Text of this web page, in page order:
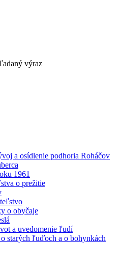
výraz
a osídlenie podhoria Roháčov
1961
o prežitie
o obyčaje
a uvedomenie ľudí
starých ľuďoch a o bohynkách